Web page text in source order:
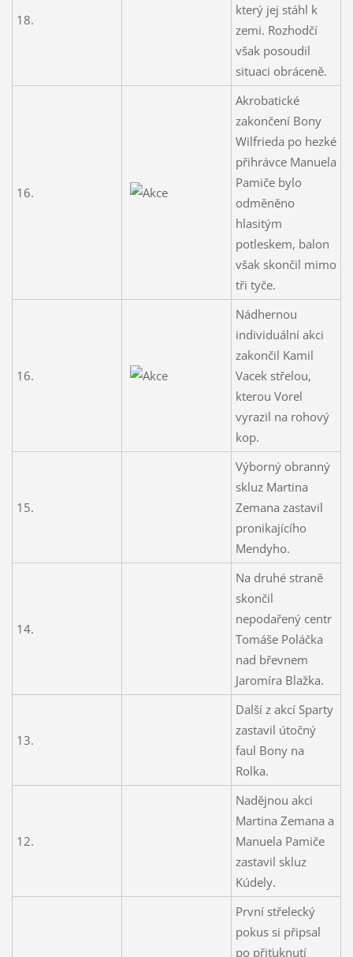
18.
který jej stáhl k
zemi. Rozhodčí
však posoudil
situaci obráceně.
16.
Akrobatické
zakončení Bony
Wilfrieda po hezké
přihrávce Manuela
Pamiče bylo
odměněno
hlasitým
potleskem, balon
však skončil mimo
tři tyče.
16.
Nádhernou
individuální akci
zakončil Kamil
Vacek střelou,
kterou Vorel
vyrazil na rohový
kop.
15.
Výborný obranný
skluz Martina
Zemana zastavil
pronikajícího
Mendyho.
14.
Na druhé straně
skončil
nepodařený centr
Tomáše Poláčka
nad břevnem
Jaromíra Blažka.
13.
Další z akcí Sparty
zastavil útočný
faul Bony na
Rolka.
12.
Nadějnou akci
Martina Zemana a
Manuela Pamiče
zastavil skluz
Kúdely.
První střelecký
pokus si připsal
po přiťuknutí